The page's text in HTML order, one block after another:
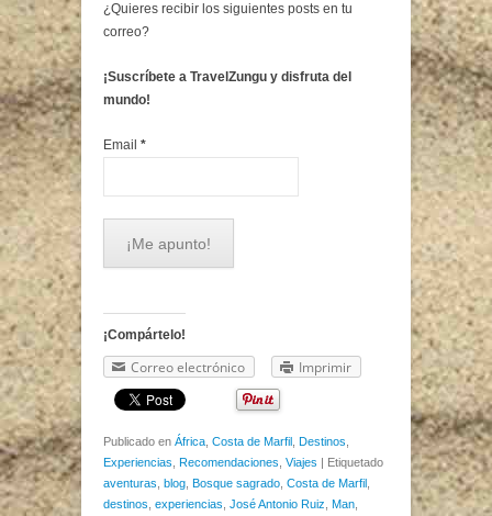
¿Quieres recibir los siguientes posts en tu
correo?
¡Suscríbete a TravelZungu y disfruta del
mundo!
Email *
¡Compártelo!
Correo electrónico Imprimir
Publicado en África Costa de Marfil Destinos
Experiencias Recomendaciones Viajes | Etiquetado
aventuras blog Bosque sagrado Costa de Marfil
destinos experiencias José Antonio Ruiz Man